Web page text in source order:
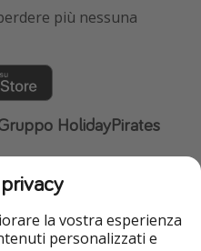
più nessuna
HolidayPirates
VakantiePiraten
Urlaubspiraten
ViajerosPiratas
la vostra esperienza
personalizzati e